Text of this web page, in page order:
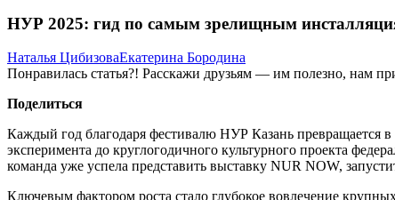
НУР 2025: гид по самым зрелищным
Наталья ЦибизоваЕкатерина Бородина
Понравилась статья?! Расскажи друзьям — им полезно, нам
Поделиться
Каждый год благодаря фестивалю НУР Казань превращается в
эксперимента до круглогодичного культурного проекта
команда уже успела представить выставку NUR NOW,
Ключевым фактором роста стало глубокое вовлечение